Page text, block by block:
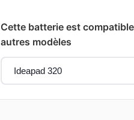
Cette batterie est
autres modèles